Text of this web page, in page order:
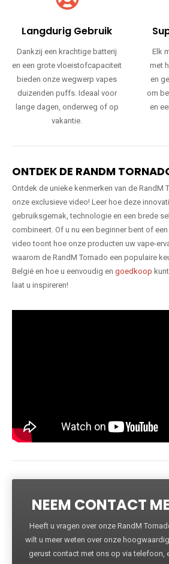
Langdurig Gebruik
Dankzij een krachtige batterij
en een grote vloeistofcapaciteit
bieden onze wegwerp vapes
duizenden puffs. Ideaal voor
lange dagen, onderweg of op
vakantie.
Elk
met
en
om
en
ONTDEK DE RANDM
Ontdek de unieke kenmerken van de RandM
onze exclusieve video! Leer hoe deze
gebruiksgemak, technologie en een brede
combineert. Of u nu een beginner bent of
video toont hoe onze producten uw vape-
waarom de RandM Tornado een populaire
België en hoe u eenvoudig en goedkoop kunt
laat u inspireren!
NEEM CONTACT
Heeft u vragen over onze RandM
wilt u meer weten over onze
gerust contact met ons op via telefoon,